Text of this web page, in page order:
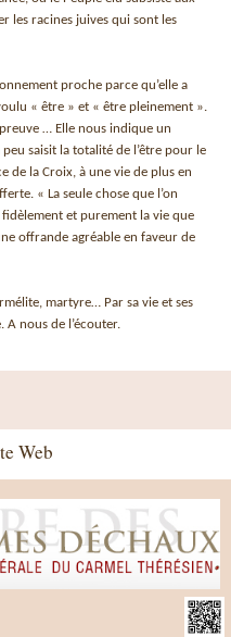
les racines juives qui sont les
proche parce qu’elle a
« être » et « être pleinement ».
… Elle nous indique un
saisit la totalité de l’être pour le
de la Croix, à une vie de plus en
« La seule chose que l’on
fidèlement et purement la vie que
offrande agréable en faveur de
martyre… Par sa vie et ses
A nous de l’écouter.
Web